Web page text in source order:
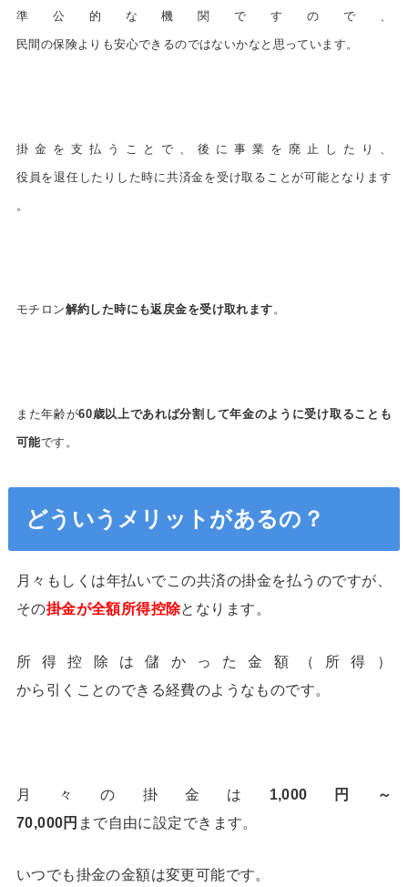
準公的な機関ですので、
民間の保険よりも安心できるのではないかなと思っています。
掛金を支払うことで、後に事業を廃止したり、
役員を退任したりした時に共済金を受け取ることが可能となります
。
モチロン解約した時にも返戻金を受け取れます。
また年齢が60歳以上であれば分割して年金のように受け取ることも
可能です。
どういうメリットがあるの？
月々もしくは年払いでこの共済の掛金を払うのですが、
その掛金が全額所得控除となります。
所得控除は儲かった金額（所得）
から引くことのできる経費のようなものです。
月々の掛金は 1,000円～
70,000円 まで自由に設定できます。
いつでも掛金の金額は変更可能です。